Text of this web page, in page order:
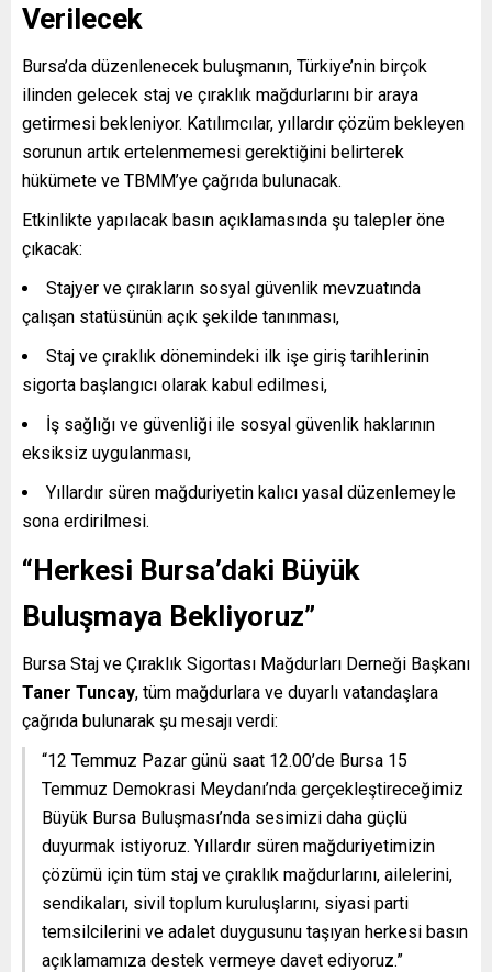
Verilecek
Bursa’da düzenlenecek buluşmanın, Türkiye’nin birçok
ilinden gelecek staj ve çıraklık mağdurlarını bir araya
getirmesi bekleniyor. Katılımcılar, yıllardır çözüm bekleyen
sorunun artık ertelenmemesi gerektiğini belirterek
hükümete ve TBMM’ye çağrıda bulunacak.
Etkinlikte yapılacak basın açıklamasında şu talepler öne
çıkacak:
Stajyer ve çırakların sosyal güvenlik mevzuatında
çalışan statüsünün açık şekilde tanınması,
Staj ve çıraklık dönemindeki ilk işe giriş tarihlerinin
sigorta başlangıcı olarak kabul edilmesi,
İş sağlığı ve güvenliği ile sosyal güvenlik haklarının
eksiksiz uygulanması,
Yıllardır süren mağduriyetin kalıcı yasal düzenlemeyle
sona erdirilmesi.
“Herkesi Bursa’daki Büyük
Buluşmaya Bekliyoruz”
Bursa Staj ve Çıraklık Sigortası Mağdurları Derneği Başkanı
Taner Tuncay, tüm mağdurlara ve duyarlı vatandaşlara
çağrıda bulunarak şu mesajı verdi:
“12 Temmuz Pazar günü saat 12.00’de Bursa 15
Temmuz Demokrasi Meydanı’nda gerçekleştireceğimiz
Büyük Bursa Buluşması’nda sesimizi daha güçlü
duyurmak istiyoruz. Yıllardır süren mağduriyetimizin
çözümü için tüm staj ve çıraklık mağdurlarını, ailelerini,
sendikaları, sivil toplum kuruluşlarını, siyasi parti
temsilcilerini ve adalet duygusunu taşıyan herkesi basın
açıklamamıza destek vermeye davet ediyoruz.”